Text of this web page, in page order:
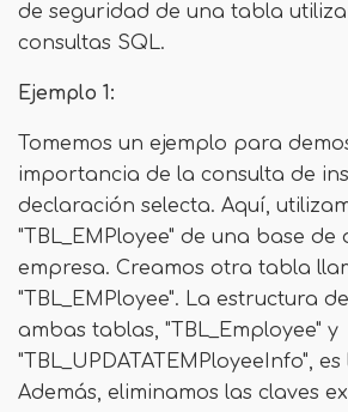
de seguridad de una tabla
consultas SQL.
Ejemplo 1:
Tomemos un ejemplo para
importancia de la consulta de
declaración selecta. Aquí,
"TBL_EMPloyee" de una base de
empresa. Creamos otra tabla
"TBL_EMPloyee". La estructura
ambas tablas, "TBL_Employee" y
"TBL_UPDATATEMPloyeeInfo",
Además, eliminamos las claves